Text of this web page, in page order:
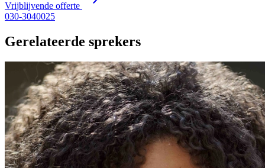
Vrijblijvende offerte
030-3040025
Gerelateerde sprekers